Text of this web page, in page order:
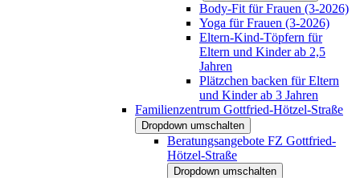
Body-Fit für Frauen (3-2026)
Yoga für Frauen (3-2026)
Eltern-Kind-Töpfern für
Eltern und Kinder ab 2,5
Jahren
Plätzchen backen für Eltern
und Kinder ab 3 Jahren
Familienzentrum Gottfried-Hötzel-Straße
Dropdown umschalten
Beratungsangebote FZ Gottfried-
Hötzel-Straße
Dropdown umschalten